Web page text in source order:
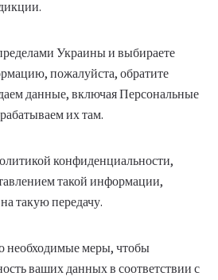
Украины и выбираете
пожалуйста, обратите
данные, включая Персональные
их там.
конфиденциальности,
такой информации,
такую передачу.
необходимые меры, чтобы
ваших данных в соответствии с